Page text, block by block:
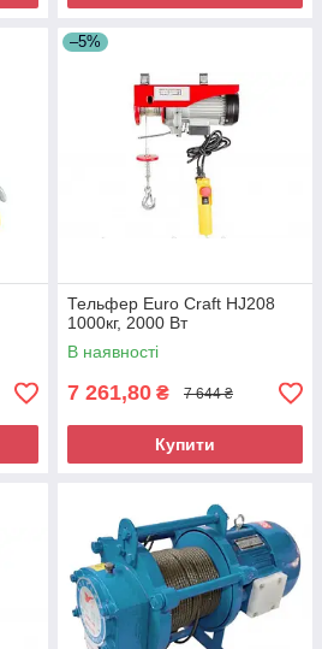
–5%
Тельфер Euro Craft HJ208
1000кг, 2000 Вт
В наявності
7 261,80 ₴ 7 644 ₴
Купити